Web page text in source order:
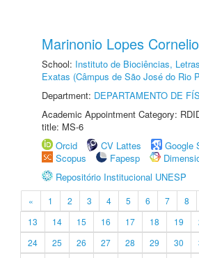
Marinonio Lopes Cornelio
School: Instituto de Biociências,
Exatas (Câmpus de São José do Rio
Department: DEPARTAMENTO DE
Academic Appointment Category:
title: MS-6
Orcid
CV Lattes
Google
Scopus
Fapesp
Repositório Institucional UNESP
« 1 2 3 4 5 6 7 8
13
14 15 16 17 18 19
24
25 26 27 28 29 30